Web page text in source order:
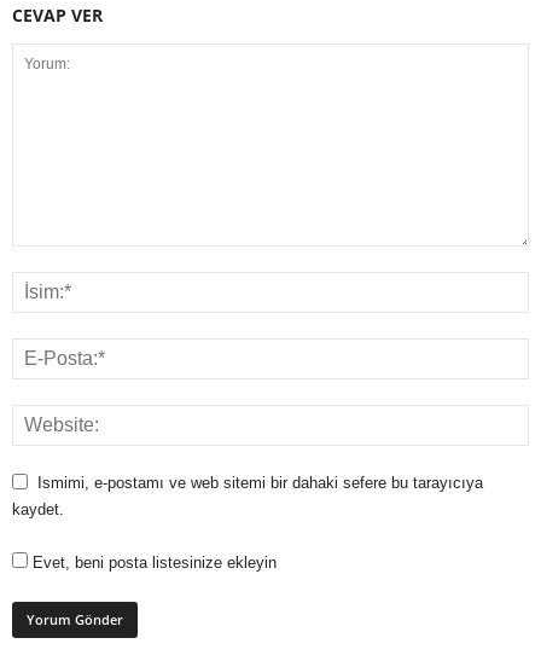
CEVAP VER
Ismimi, e-postamı ve web sitemi bir dahaki sefere bu tarayıcıya
kaydet.
Evet, beni posta listesinize ekleyin